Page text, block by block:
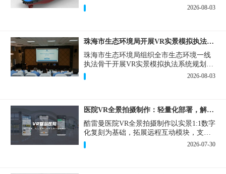
透视这艘拖轮的内外构造，沉浸式探索每
一处细节。
2026-08-03
珠海市生态环境局开展VR实景模拟执法专题培训
珠海市生态环境局组织全市生态环境一线
执法骨干开展VR实景模拟执法系统规划建
设和教学培训，持续推进科技赋能生态环
境执法，夯实队伍办案“基本功”。
2026-08-03
医院VR全景拍摄制作：轻量化部署，解决医患真实痛点
酷雷曼医院VR全景拍摄制作以实景1:1数字
化复刻为基础，拓展远程互动模块，支持
定制，轻量化搭建部署，可挂载在公众
号、官网等线上平台。
2026-07-30